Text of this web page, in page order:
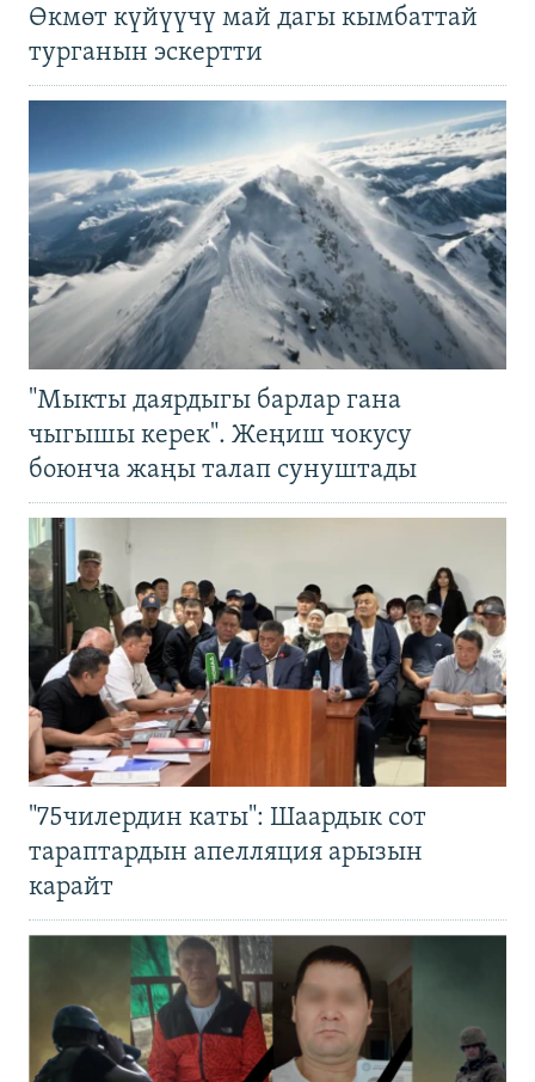
Өкмөт күйүүчү май дагы кымбаттай
турганын эскертти
"Мыкты даярдыгы барлар гана
чыгышы керек". Жеңиш чокусу
боюнча жаңы талап сунуштады
"75чилердин каты": Шаардык сот
тараптардын апелляция арызын
карайт